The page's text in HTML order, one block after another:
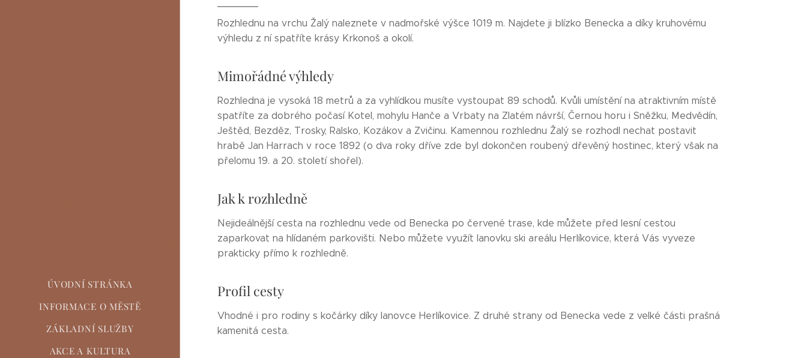
ÚVODNÍ STRÁNKA
INFORMACE O MĚSTĚ
ZÁKLADNÍ SLUŽBY
AKCE A KULTURA
Rozhlednu na vrchu Žalý naleznete v nadmořské výšce 1019 m. Najdete ji blízko Benecka a díky kruhovému
výhledu z ní spatříte krásy Krkonoš a okolí.
Mimořádné výhledy
Rozhledna je vysoká 18 metrů a za vyhlídkou musíte vystoupat 89 schodů. Kvůli umístění na atraktivním místě
spatříte za dobrého počasí Kotel, mohylu Hanče a Vrbaty na Zlatém návrší, Černou horu i Sněžku, Medvědín,
Ještěd, Bezděz, Trosky, Ralsko, Kozákov a Zvičinu. Kamennou rozhlednu Žalý se rozhodl nechat postavit
hrabě Jan Harrach v roce 1892 (o dva roky dříve zde byl dokončen roubený dřevěný hostinec, který však na
přelomu 19. a 20. století shořel).
Jak k rozhledně
Nejideálnější cesta na rozhlednu vede od Benecka po červené trase, kde můžete před lesní cestou
zaparkovat na hlídaném parkovišti. Nebo můžete využít lanovku ski areálu Herlíkovice, která Vás vyveze
prakticky přímo k rozhledně.
Profil cesty
Vhodné i pro rodiny s kočárky díky lanovce Herlíkovice. Z druhé strany od Benecka vede z velké části prašná
kamenitá cesta.